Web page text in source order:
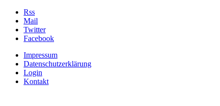
Rss
Mail
Twitter
Facebook
Impressum
Datenschutzerklärung
Login
Kontakt